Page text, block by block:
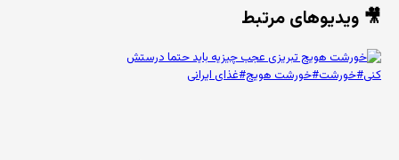
🎥 ویدیوهای مرتبط